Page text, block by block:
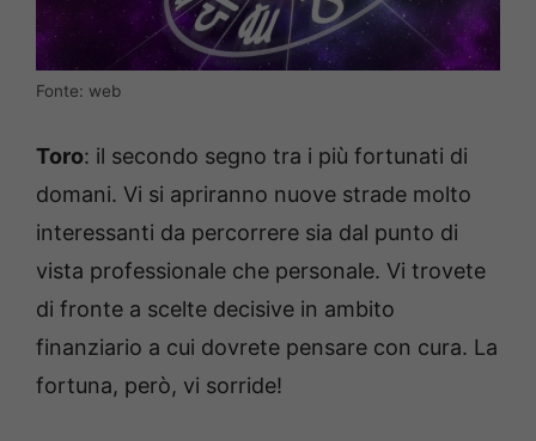
Fonte: web
Toro: il secondo segno tra i più fortunati di
domani. Vi si apriranno nuove strade molto
interessanti da percorrere sia dal punto di
vista professionale che personale. Vi trovete
di fronte a scelte decisive in ambito
finanziario a cui dovrete pensare con cura. La
fortuna, però, vi sorride!